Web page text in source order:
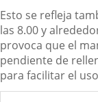
Esto se refleja
las 8.00 y
provoca que el
pendiente de
para facilitar el